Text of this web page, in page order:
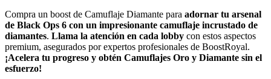
Compra un boost de Camuflaje Diamante para adornar tu arsenal
de Black Ops 6 con un impresionante camuflaje incrustado de
diamantes. Llama la atención en cada lobby con estos aspectos
premium, asegurados por expertos profesionales de BoostRoyal.
¡Acelera tu progreso y obtén Camuflajes Oro y Diamante sin el
esfuerzo!